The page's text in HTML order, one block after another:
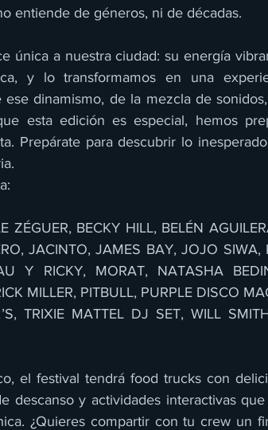
entiende de géneros, ni de décadas.
única a nuestra ciudad: su energía
y lo transformamos en una
dinamismo, de la mezcla de
esta edición es especial, hemos
Prepárate para descubrir lo
ZÉGUER, BECKY HILL, BELÉN
JACINTO, JAMES BAY, JOJO SIWA,
Y RICKY, MORAT, NATASHA
MILLER, PITBULL, PURPLE DISCO
TRIXIE MATTEL DJ SET, WILL
el festival tendrá food trucks con
descanso y actividades interactivas
¿Quieres compartir con tu crew un